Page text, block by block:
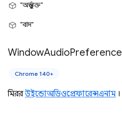
"অন্তর্ভুক্ত"
"বাদ"
WindowAudioPreference
Chrome 140+
মিররউইন্ডোঅডিওপ্রেফারেন্সএনাম ।